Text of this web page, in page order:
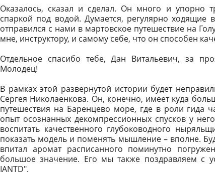
Оказалось, сказал и сделал. Он много и упорно
спаркой под водой. Думается, регулярно ходящие
отправился с нами в мартовское путешествие на
мне, инструктору, и самому себе, что он способен
Отдельное спасибо тебе, Дан Витальевич, за
Молодец!
В рамках этой развернутой истории будет
Сергея Николаенкова. Он, конечно, имеет куда
путешествия на Баренцево море, где в роли гида
опыт осознанных декомпрессионных спусков у
воспитать качественного глубоководного
показать модель и поменять мышление – вполне.
впитал аромат расписанного поминутно
большое значение. Его мы также поздравляем с
IANTD".